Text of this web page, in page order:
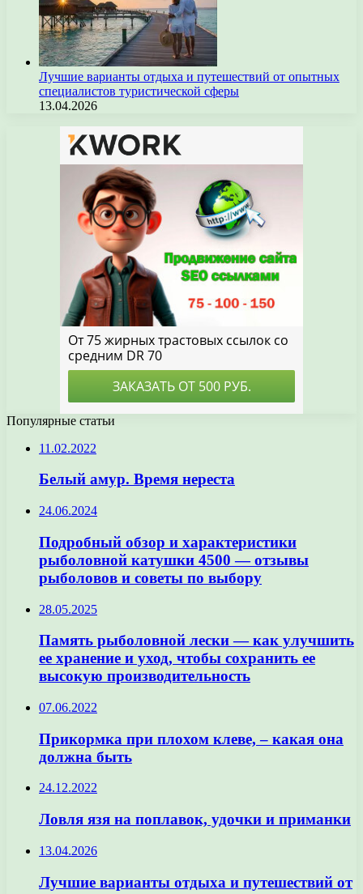
Лучшие варианты отдыха и путешествий от опытных
специалистов туристической сферы
13.04.2026
Популярные статьи
11.02.2022
Белый амур. Время нереста
24.06.2024
Подробный обзор и характеристики
рыболовной катушки 4500 — отзывы
рыболовов и советы по выбору
28.05.2025
Память рыболовной лески — как улучшить
ее хранение и уход, чтобы сохранить ее
высокую производительность
07.06.2022
Прикормка при плохом клеве, – какая она
должна быть
24.12.2022
Ловля язя на поплавок, удочки и приманки
13.04.2026
Лучшие варианты отдыха и путешествий от